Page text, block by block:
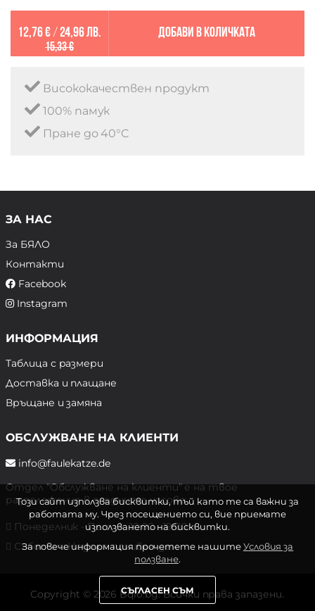
12,76 €/ 24,96 лв.
15,33 €
Добави в количката
Висококачествен продукт
100% памук
Пране до 40°C
ЗА НАС
За БЯЛО
Контакти
Facebook
Instagram
ИНФОРМАЦИЯ
Таблица с размери
Доставка и плащане
Връщане и замяна
ОБСЛУЖВАНЕ НА КЛИЕНТИ
info@faulekatze.de
Отдел "Обслужване на клиенти" е на твое
разположение в следните часове:
Понеделник - Петък: 10:00 - 19:00 ч.
Събота и Неделя: почивен ден
Copyright © 2026 Bqlo.bg. Всички права запазени.
Този сайт използва бисквитки, тъй като те са важни за
работата му. Чрез посещението си, вие приемате
използването на бисквитки.
За повече информация прочетете нашитеУсловия за
ползване.
СЪГЛАСЕН СЪМ